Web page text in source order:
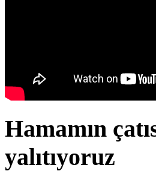
Hamamın
yalıtıyoruz